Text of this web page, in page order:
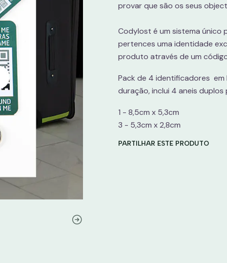
provar que são os seus
Codylost é um sistema único
pertences uma identidade
produto através de um
Pack de 4 identificadores
duração, inclui 4 aneis
1 - 8,5cm x 5,3cm
3 - 5,3cm x 2,8cm
PARTILHAR ESTE PRODUTO